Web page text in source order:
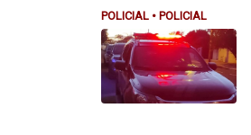
POLICIAL • POLICIAL